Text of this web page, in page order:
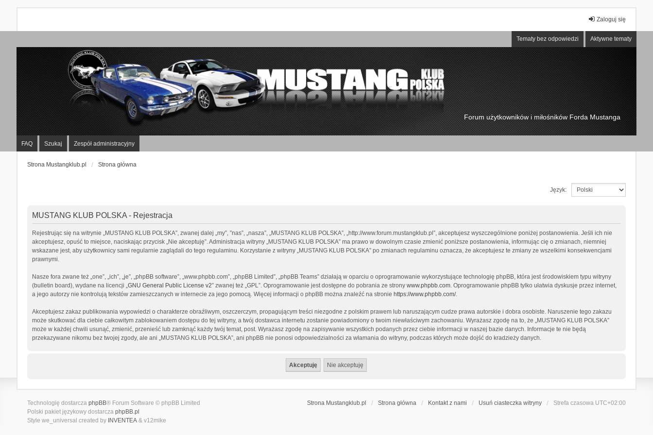
Zaloguj się
Tematy bez odpowiedzi Aktywne tematy
Forum użytkowników i miłośników Forda Mustanga
FAQ Szukaj Zespół administracyjny
Strona Mustangklub.pl Strona główna
Język:
MUSTANG KLUB POLSKA - Rejestracja
Rejestrując się na witrynie „MUSTANG KLUB POLSKA”, zwanej dalej „my”, ”nas”, „nasza”, „MUSTANG KLUB POLSKA”, „http://www.forum.mustangklub.pl”, akceptujesz wyszczególnione poniżej postanowienia. Jeśli ich nie
akceptujesz, opuść to miejsce, naciskając przycisk „Nie akceptuję”. Administracja witryny „MUSTANG KLUB POLSKA” ma prawo w dowolnym czasie zmienić poniższe postanowienia, informując cię o zmianach, niemniej
wskazane jest, aby użytkownicy sami regularnie zaglądali do tego regulaminu. Korzystanie z witryny „MUSTANG KLUB POLSKA” po zmianach regulaminu oznacza, że akceptujesz te zmiany ze wszelkimi konsekwencjami
prawnymi.
Nasze fora zwane też „one”, „ich”, „je”, „phpBB software”, „www.phpbb.com”, „phpBB Limited”, „phpBB Teams” działają w oparciu o oprogramowanie wykorzystujące technologię phpBB, która jest środowiskiem typu witryny
(bulletin board), wydane na licencji „GNU General Public License v2” zwanej też „GPL”. Oprogramowanie jest dostępne do pobrania ze strony www.phpbb.com. Oprogramowanie phpBB tylko ułatwia dyskusje przez internet,
a jego autorzy nie kontrolują tekstów zamieszczanych w internecie za jego pomocą. Więcej informacji o phpBB można znaleźć na stronie https://www.phpbb.com/.
Akceptujesz zakaz publikowania wypowiedzi o charakterze obraźliwym, oszczerczym, propagującym treści niezgodne z polskim prawem lub naruszającym cudze prawa autorskie i dobra osobiste. Naruszenie tego zakazu
może skutkować dla ciebie całkowitym zablokowaniem dostępu do tej witryny, a twój dostawca internetu zostanie powiadomiony o twoim niewłaściwym zachowaniu. Wyrażasz zgodę na to, że „MUSTANG KLUB POLSKA”
może w każdej chwili usunąć, zmienić, przenieść lub zamknąć każdy twój temat, post. Wyrażasz zgodę na zapisywanie wszystkich podanych przez ciebie informacji w naszej bazie danych. Informacje te nie będą
przekazywane nikomu bez twojej zgody, ale ani „MUSTANG KLUB POLSKA”, ani phpBB nie ponosi odpowiedzialności za włamania do witryny, podczas których może dojść do kradzieży danych.
Strona Mustangklub.pl Strona główna Kontakt z nami Usuń ciasteczka witryny Strefa czasowa UTC+02:00
Technologię dostarcza phpBB® Forum Software © phpBB Limited
Polski pakiet językowy dostarcza phpBB.pl
Style we_universal created by INVENTEA& v12mike